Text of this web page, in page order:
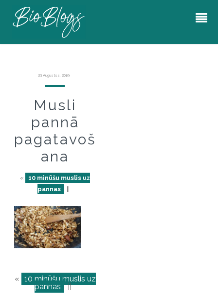
23 Augustss, 2019
Musli
pannā
pagatavoš
ana
«
10 minūšu muslis uz
pannas
« 10 minūšu muslis uz
pannas ||